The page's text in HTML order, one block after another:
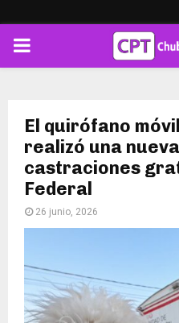
PRIMARY
El quirófano
realizó una
castraciones
Federal
26 junio, 2026